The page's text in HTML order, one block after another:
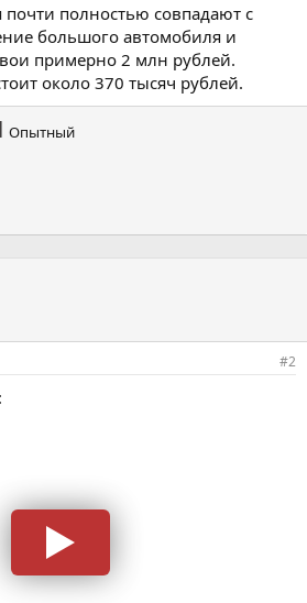
почти полностью совпадают с
большого автомобиля и
примерно 2 млн рублей.
около 370 тысяч рублей.
Опытный
#2